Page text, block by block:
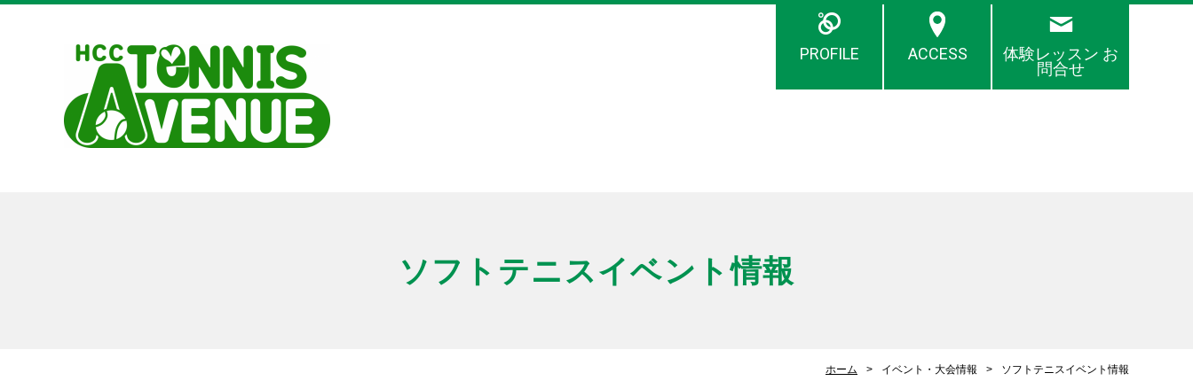
PROFILE ACCESS
体験レッスン お
問合せ
ソフトテニスイベント情報
ホーム イベント・大会情報 ソフトテニスイベント情報